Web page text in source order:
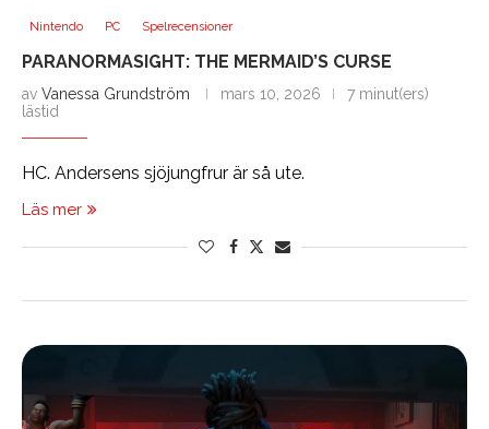
Nintendo PC Spelrecensioner
PARANORMASIGHT: THE MERMAID’S CURSE
av Vanessa Grundström mars 10, 2026
7 minut(ers)
lästid
HC. Andersens sjöjungfrur är så ute.
Läs mer